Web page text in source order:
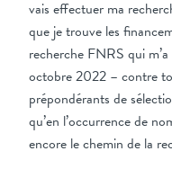
vais effectuer ma
que je trouve les
recherche FNRS qui
octobre 2022 – contre
prépondérants de
qu’en l’occurrence de
encore le chemin de la